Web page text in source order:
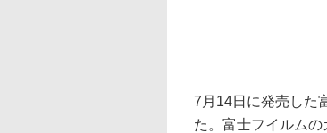
7月14日に発売した
た。富士フイルム